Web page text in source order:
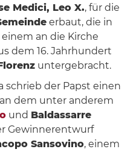
Medici, Leo X., für die
erbaut, die in
an die Kirche
dem 16. Jahrhundert
untergebracht.
schrieb der Papst einen
dem unter anderem
und Baldassarre
Gewinnerentwurf
Sansovino, einem